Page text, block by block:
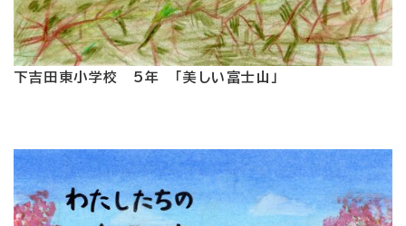
下吉田東小学校 5年 「美しい富士山」